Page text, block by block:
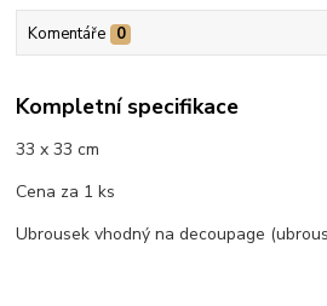
Komentáře 0
Kompletní specifikace
33 x 33 cm
Cena za 1 ks
Ubrousek vhodný na decoupage